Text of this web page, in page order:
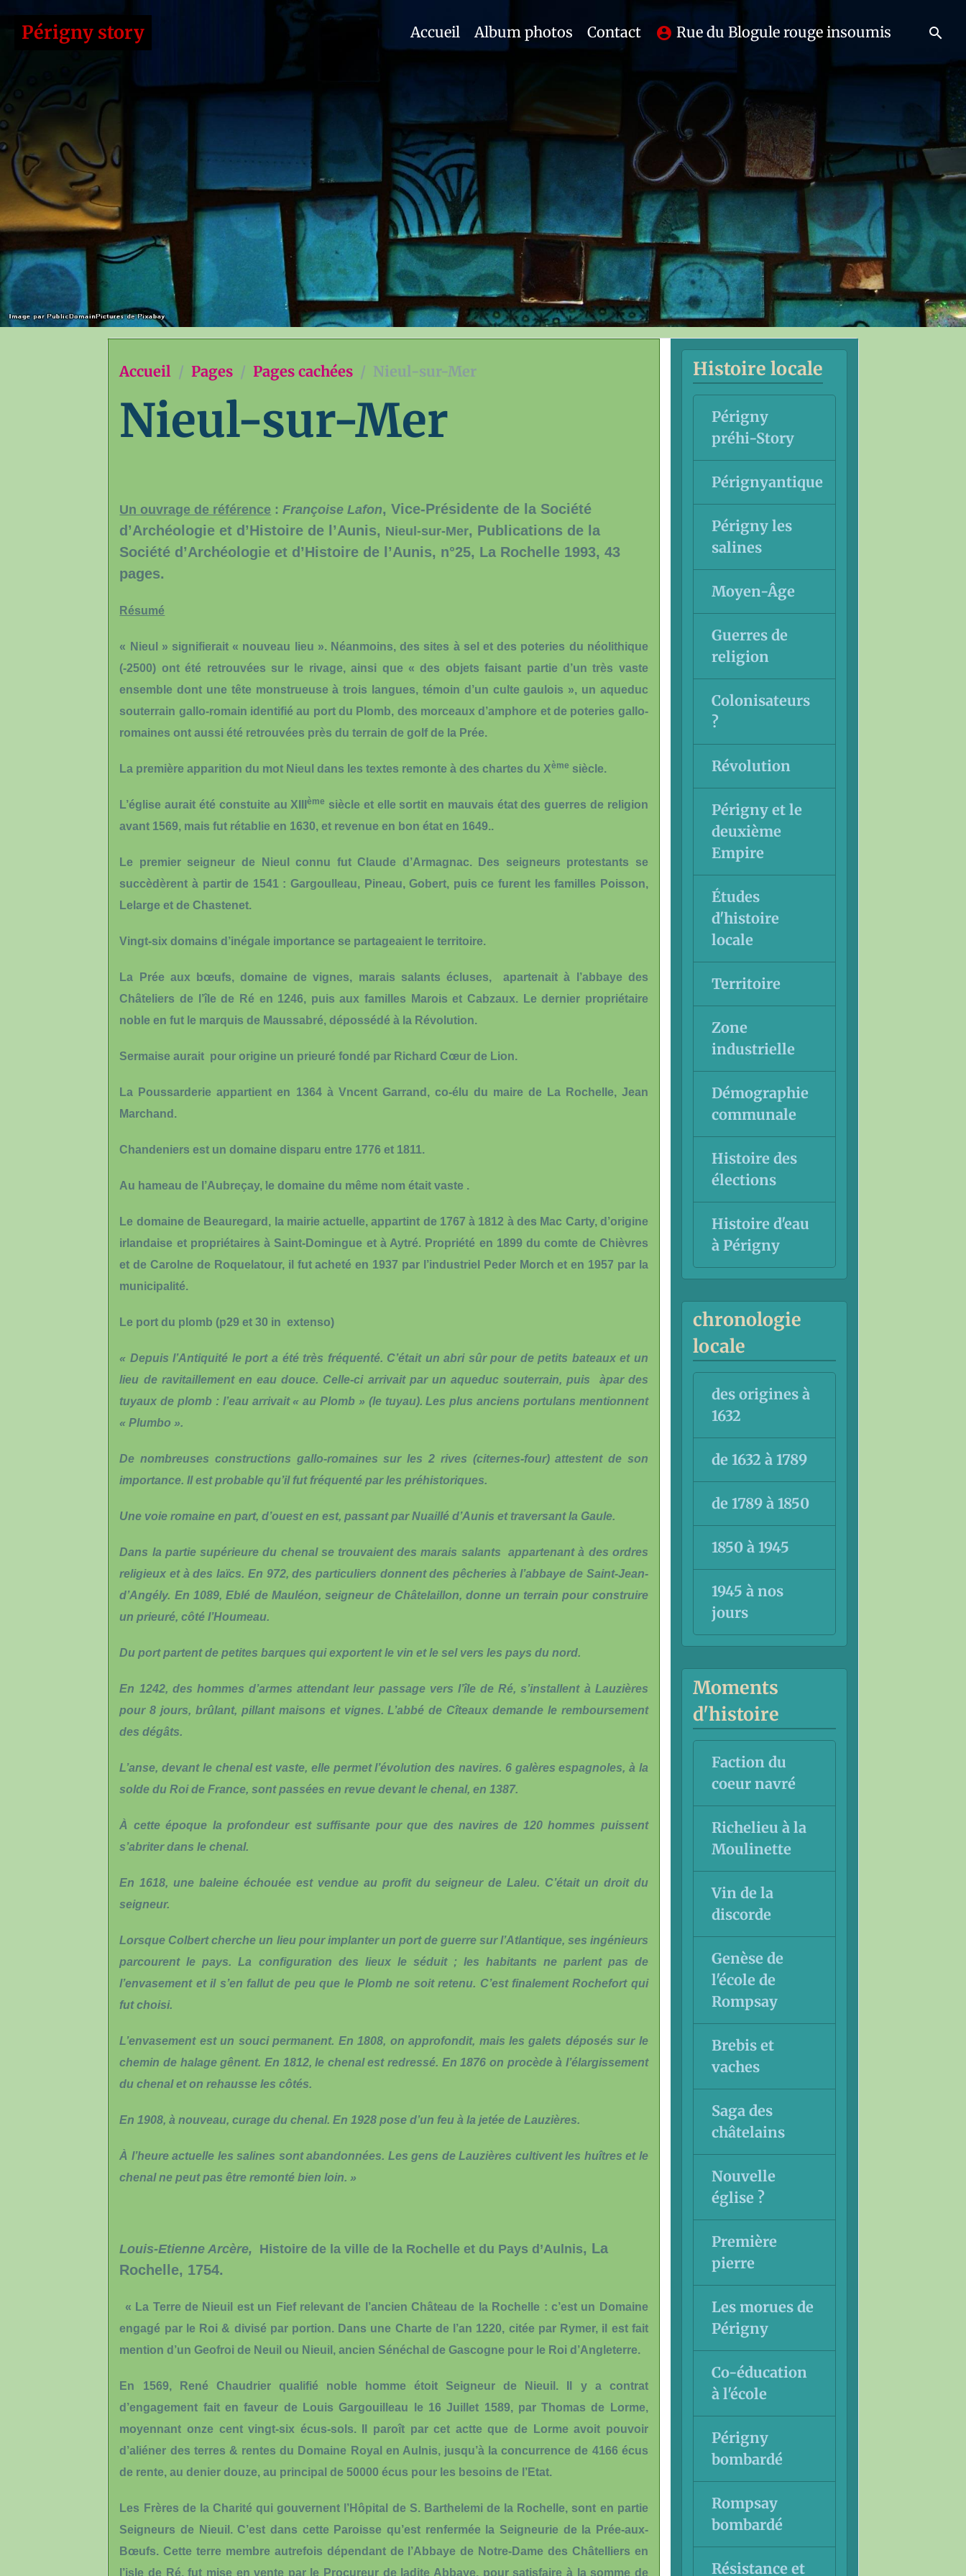
Périgny story Accueil Album photos Contact Rue du Blogule rouge insoumis
Accueil Pages Pages cachées Nieul-sur-Mer
Nieul-sur-Mer
Un ouvrage de référence :Françoise Lafon, Vice-Présidente de la Société
d’Archéologie et d’Histoire de l’Aunis, Nieul-sur-Mer, Publications de la
Société d’Archéologie et d’Histoire de l’Aunis, n°25, La Rochelle 1993, 43
pages.
Résumé
« Nieul » signifierait « nouveau lieu ». Néanmoins, des sites à sel et des poteries du néolithique
(-2500) ont été retrouvées sur le rivage, ainsi que « des objets faisant partie d’un très vaste
ensemble dont une tête monstrueuse à trois langues, témoin d’un culte gaulois », un aqueduc
souterrain gallo-romain identifié au port du Plomb, des morceaux d’amphore et de poteries gallo-
romaines ont aussi été retrouvées près du terrain de golf de la Prée.
La première apparition du mot Nieul dans les textes remonte à des chartes du Xème siècle.
L’église aurait été constuite au XIIIème siècle et elle sortit en mauvais état des guerres de religion
avant 1569, mais fut rétablie en 1630, et revenue en bon état en 1649..
Le premier seigneur de Nieul connu fut Claude d’Armagnac. Des seigneurs protestants se
succèdèrent à partir de 1541 : Gargoulleau, Pineau, Gobert, puis ce furent les familles Poisson,
Lelarge et de Chastenet.
Vingt-six domains d’inégale importance se partageaient le territoire.
La Prée aux bœufs, domaine de vignes, marais salants écluses, apartenait à l’abbaye des
Châteliers de l’île de Ré en 1246, puis aux familles Marois et Cabzaux. Le dernier propriétaire
noble en fut le marquis de Maussabré, dépossédé à la Révolution.
Sermaise aurait pour origine un prieuré fondé par Richard Cœur de Lion.
La Poussarderie appartient en 1364 à Vncent Garrand, co-élu du maire de La Rochelle, Jean
Marchand.
Chandeniers est un domaine disparu entre 1776 et 1811.
Au hameau de l’Aubreçay, le domaine du même nom était vaste .
Le domaine de Beauregard, la mairie actuelle, appartint de 1767 à 1812 à des Mac Carty, d’origine
irlandaise et propriétaires à Saint-Domingue et à Aytré. Propriété en 1899 du comte de Chièvres
et de Carolne de Roquelatour, il fut acheté en 1937 par l’industriel Peder Morch et en 1957 par la
municipalité.
Le port du plomb (p29 et 30 in extenso)
« Depuis l’Antiquité le port a été très fréquenté. C’était un abri sûr pour de petits bateaux et un
lieu de ravitaillement en eau douce. Celle-ci arrivait par un aqueduc souterrain, puis àpar des
tuyaux de plomb : l’eau arrivait « au Plomb » (le tuyau). Les plus anciens portulans mentionnent
« Plumbo ».
De nombreuses constructions gallo-romaines sur les 2 rives (citernes-four) attestent de son
importance. Il est probable qu’il fut fréquenté par les préhistoriques.
Une voie romaine en part, d’ouest en est, passant par Nuaillé d’Aunis et traversant la Gaule.
Dans la partie supérieure du chenal se trouvaient des marais salants appartenant à des ordres
religieux et à des laïcs. En 972, des particuliers donnent des pêcheries à l’abbaye de Saint-Jean-
d’Angély. En 1089, Eblé de Mauléon, seigneur de Châtelaillon, donne un terrain pour construire
un prieuré, côté l’Houmeau.
Du port partent de petites barques qui exportent le vin et le sel vers les pays du nord.
En 1242, des hommes d’armes attendant leur passage vers l’île de Ré, s’installent à Lauzières
pour 8 jours, brûlant, pillant maisons et vignes. L’abbé de Cîteaux demande le remboursement
des dégâts.
L’anse, devant le chenal est vaste, elle permet l’évolution des navires. 6 galères espagnoles, à la
solde du Roi de France, sont passées en revue devant le chenal, en 1387.
À cette époque la profondeur est suffisante pour que des navires de 120 hommes puissent
s’abriter dans le chenal.
En 1618, une baleine échouée est vendue au profit du seigneur de Laleu. C’était un droit du
seigneur.
Lorsque Colbert cherche un lieu pour implanter un port de guerre sur l’Atlantique, ses ingénieurs
parcourent le pays. La configuration des lieux le séduit ; les habitants ne parlent pas de
l’envasement et il s’en fallut de peu que le Plomb ne soit retenu. C’est finalement Rochefort qui
fut choisi.
L’envasement est un souci permanent. En 1808, on approfondit, mais les galets déposés sur le
chemin de halage gênent. En 1812, le chenal est redressé. En 1876 on procède à l’élargissement
du chenal et on rehausse les côtés.
En 1908, à nouveau, curage du chenal. En 1928 pose d’un feu à la jetée de Lauzières.
À l’heure actuelle les salines sont abandonnées. Les gens de Lauzières cultivent les huîtres et le
chenal ne peut pas être remonté bien loin. »
Louis-Etienne Arcère, Histoire de la ville de la Rochelle et du Pays d’Aulnis, La
Rochelle, 1754.
« La Terre de Nieuil est un Fief relevant de l’ancien Château de la Rochelle : c’est un Domaine
engagé par le Roi & divisé par portion. Dans une Charte de l’an 1220, citée par Rymer, il est fait
mention d’un Geofroi de Neuil ou Nieuil, ancien Sénéchal de Gascogne pour le Roi d’Angleterre.
En 1569, René Chaudrier qualifié noble homme étoit Seigneur de Nieuil. Il y a contrat
d’engagement fait en faveur de Louis Gargouilleau le 16 Juillet 1589, par Thomas de Lorme,
moyennant onze cent vingt-six écus-sols. Il paroît par cet actte que de Lorme avoit pouvoir
d’aliéner des terres & rentes du Domaine Royal en Aulnis, jusqu’à la concurrence de 4166 écus
de rente, au denier douze, au principal de 50000 écus pour les besoins de l’Etat.
Les Frères de la Charité qui gouvernent l’Hôpital de S. Barthelemi de la Rochelle, sont en partie
Seigneurs de Nieuil. C’est dans cette Paroisse qu’est renfermée la Seigneurie de la Prée-aux-
Bœufs. Cette terre membre autrefois dépendant de l’Abbaye de Notre-Dame des Châtelliers en
l’isle de Ré, fut mise en vente par le Procureur de ladite Abbaye, pour satisfaire à la somme de
Histoire locale
Périgny
préhi-Story
Pérignyantique
Périgny les
salines
Moyen-Âge
Guerres de
religion
Colonisateurs
?
Révolution
Périgny et le
deuxième
Empire
Études
d'histoire
locale
Territoire
Zone
industrielle
Démographie
communale
Histoire des
élections
Histoire d'eau
à Périgny
chronologie
locale
des origines à
1632
de 1632 à 1789
de 1789 à 1850
1850 à 1945
1945 à nos
jours
Moments
d'histoire
Faction du
coeur navré
Richelieu à la
Moulinette
Vin de la
discorde
Genèse de
l'école de
Rompsay
Brebis et
vaches
Saga des
châtelains
Nouvelle
église ?
Première
pierre
Les morues de
Périgny
Co-éducation
à l'école
Périgny
bombardé
Rompsay
bombardé
Résistance et